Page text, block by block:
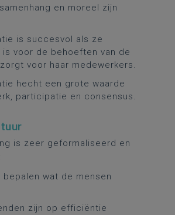
en moreel zijn
is succesvol als ze
is voor de behoeften van de
voor haar medewerkers.
hecht een grote waarde
participatie en consensus.
is zeer geformaliseerd en
bepalen wat de mensen
zijn op efficiëntie